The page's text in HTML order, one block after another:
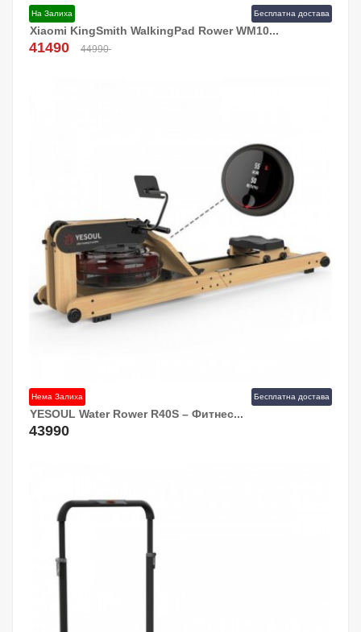
На Залиха Бесплатна достава
Xiaomi KingSmith WalkingPad Rower WM10...
41490 44990
Додај Во Кошница!
Нема Залиха Бесплатна достава
YESOUL Water Rower R40S – Фитнес...
43990